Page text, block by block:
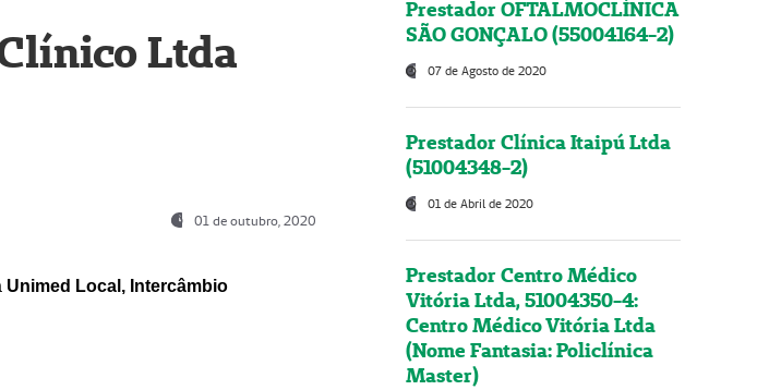
Ltda
01 de outubro, 2020
Unimed Local, Intercâmbio
Prestador OFTALMOCLÍNICA
SÃO GONÇALO (55004164-2)
07 de Agosto de 2020
Prestador Clínica Itaipú Ltda
(51004348-2)
01 de Abril de 2020
Prestador Centro Médico
Vitória Ltda, 51004350-4:
Centro Médico Vitória Ltda
(Nome Fantasia: Policlínica
Master)